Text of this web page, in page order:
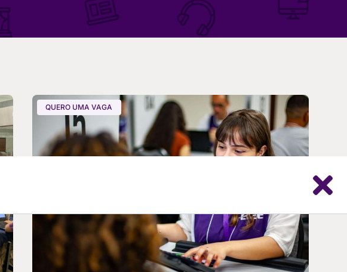
QUERO UMA VAGA